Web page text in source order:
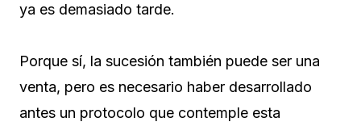
ya es demasiado tarde.
Porque sí, la sucesión también puede ser una
venta, pero es necesario haber desarrollado
antes un protocolo que contemple esta